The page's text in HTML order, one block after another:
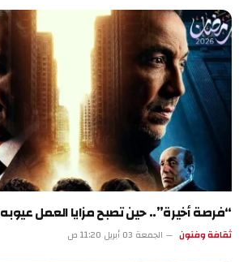
“فرصة أخيرة”.. حين تصبح مزايا العمل عيوبه
ثقافة وفنون الجمعة 03 أبريل 11:20 ص